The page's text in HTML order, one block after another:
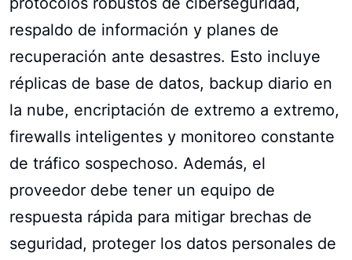
respaldo de información y planes de
recuperación ante desastres. Esto incluye
réplicas de base de datos, backup diario en
la nube, encriptación de extremo a extremo,
firewalls inteligentes y monitoreo constante
de tráfico sospechoso. Además, el
proveedor debe tener un equipo de
respuesta rápida para mitigar brechas de
seguridad, proteger los datos personales de